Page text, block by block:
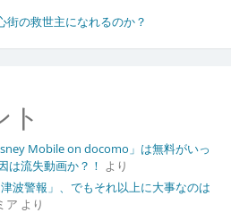
街の救世主になれるのか？
Mobile on docomo」は無料がいっ
は流失動画か？！ より
波警報」、でもそれ以上に大事なのは
ア より